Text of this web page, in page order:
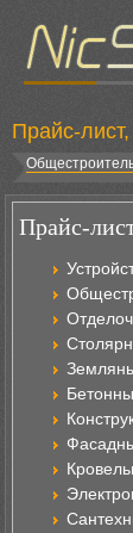
Прайс-
Прайс-